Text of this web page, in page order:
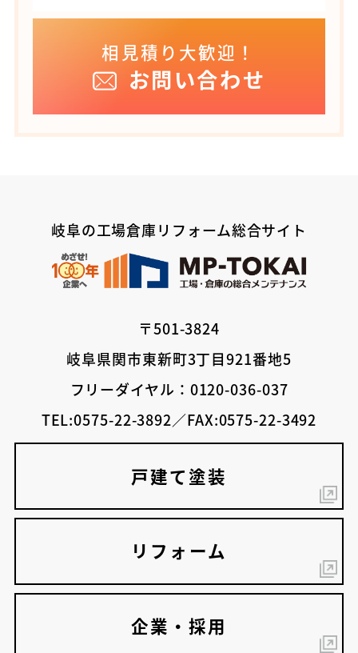
相見積り大歓迎！
お問い合わせ
岐阜の工場倉庫リフォーム総合サイト
〒501-3824
岐阜県関市東新町3丁目921番地5
フリーダイヤル：0120-036-037
TEL:0575-22-3892／FAX:0575-22-3492
戸建て塗装
リフォーム
企業・採用